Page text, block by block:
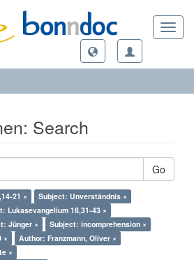
Search
Go
21 ×
Subject: Unverständnis ×
Lukasevangelium 18,31-43 ×
Jünger ×
Subject: incomprehension ×
×
Author: Franzmann, Oliver ×
×